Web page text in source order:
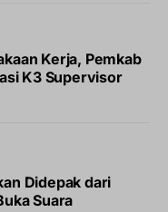
Kerja, Pemkab
K3 Supervisor
Didepak dari
Suara